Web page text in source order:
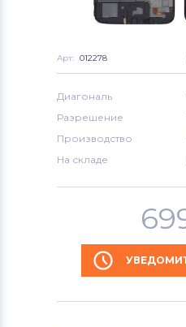
Арт: 012278
Диагональ
Разрешение
Производство
На складе